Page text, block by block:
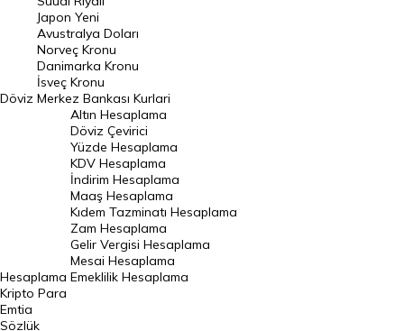
Avustralya Doları
Danimarka Kronu Kuru
Kanada Doları Kuru
Norveç Kronu Kuru
İsveç Kronu Kuru
Japon Yeni Kuru
Serbest Piyasa Döviz Kurları
Merkez Bankası Döviz Kurları
Altın Fiyatları
Gram Altın Fiyatı
Döviz
Japon Yeni
Avustralya Doları
Norveç Kronu
Danimarka Kronu
İsveç Kronu
Merkez Bankası Kurlari
Hesaplama
Altın Hesaplama
Döviz Çevirici
Yüzde Hesaplama
KDV Hesaplama
İndirim Hesaplama
Maaş Hesaplama
Kıdem Tazminatı Hesaplama
Zam Hesaplama
Gelir Vergisi Hesaplama
Mesai Hesaplama
Emeklilik Hesaplama
Kripto Para
Emtia
Sözlük